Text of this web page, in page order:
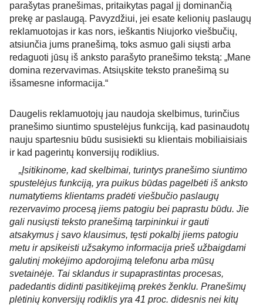
parašytas pranešimas, pritaikytas pagal jį dominančią
prekę ar paslaugą. Pavyzdžiui, jei esate kelionių paslaugų
reklamuotojas ir kas nors, ieškantis Niujorko viešbučių,
atsiunčia jums pranešimą, toks asmuo gali siųsti arba
redaguoti jūsų iš anksto parašyto pranešimo tekstą: „Mane
domina rezervavimas. Atsiųskite teksto pranešimą su
išsamesne informacija.“
Daugelis reklamuotojų jau naudoja skelbimus, turinčius
pranešimo siuntimo spustelėjus funkciją, kad pasinaudotų
nauju spartesniu būdu susisiekti su klientais mobiliaisiais
ir kad pagerintų konversijų rodiklius.
„Įsitikinome, kad skelbimai, turintys pranešimo siuntimo
spustelėjus funkciją, yra puikus būdas pagelbėti iš anksto
numatytiems klientams pradėti viešbučio paslaugų
rezervavimo procesą jiems patogiu bei paprastu būdu. Jie
gali nusiųsti teksto pranešimą tarpininkui ir gauti
atsakymus į savo klausimus, tęsti pokalbį jiems patogiu
metu ir apsikeisti užsakymo informacija prieš užbaigdami
galutinį mokėjimo apdorojimą telefonu arba mūsų
svetainėje. Tai sklandus ir supaprastintas procesas,
padedantis didinti pasitikėjimą prekės ženklu. Pranešimų
plėtinių konversijų rodiklis yra 41 proc. didesnis nei kitų